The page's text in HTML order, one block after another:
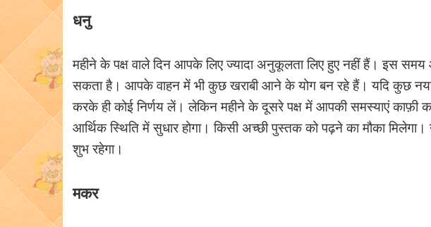
धनु
महीने के पक्ष वाले दिन आपके लिए ज्यादा अनुकूलता लिए हुए नहीं हैं। इस समय
सकता है। आपके वाहन में भी कुछ खराबी आने के योग बन रहे हैं। यदि कुछ नया
करके ही कोई निर्णय लें। लेकिन महीने के दूसरे पक्ष में आपकी समस्याएं काफ़ी
आर्थिक स्थिति में सुधार होगा। किसी अच्छी पुस्तक को पढ़ने का मौका
शुभ रहेगा।
मकर